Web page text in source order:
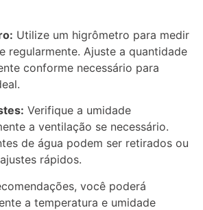
Utilize um higrômetro para medir
regularmente. Ajuste a quantidade
conforme necessário para
Verifique a umidade
a ventilação se necessário.
de água podem ser retirados ou
rápidos.
você poderá
a temperatura e umidade